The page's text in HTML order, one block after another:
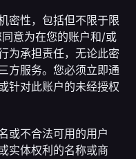
密性，包括但不限于限
意为在您的账户和/或
为承担责任，无论此密
方服务。您必须立即通
针对此账户的未经授权
或不合法可用的用户
实体权利的名称或商